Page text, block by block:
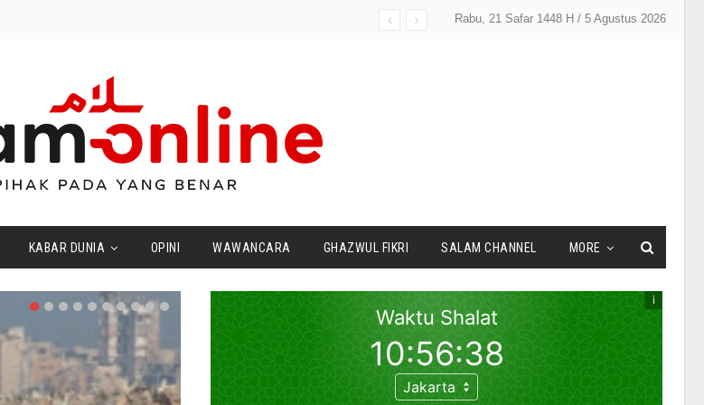
Rabu, 21 Safar 1448 H / 5 Agustus 2026
KABAR DUNIA OPINI WAWANCARA GHAZWUL FIKRI SALAM CHANNEL MORE